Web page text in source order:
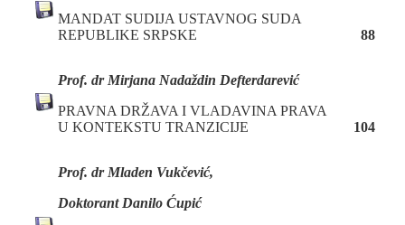
MANDAT SUDIJA USTAVNOG SUDA
REPUBLIKE SRPSKE
88
Prof. dr Mirjana Nadaždin Defterdarević
PRAVNA DRŽAVA I VLADAVINA PRAVA
U KONTEKSTU TRANZICIJE
104
Prof. dr Mladen Vukčević,
Doktorant Danilo Ćupić